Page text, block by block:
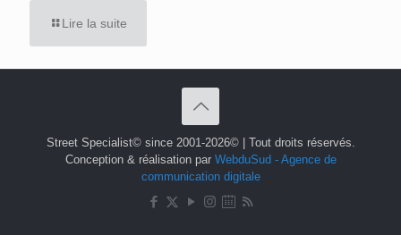
Lire la suite
Street Specialist© since 2001-2026© | Tout droits réservés.
Conception & réalisation par WebduSud - Agence de
communication digitale